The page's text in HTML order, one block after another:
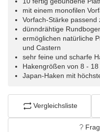
mit einem monofilen
Vorfach-Stärke
dünndrähtige
ermöglichen natürliche
und Castern
sehr feine und scharfe
Hakengrößen von 8 -
Japan-Haken mit
Vergleichsliste